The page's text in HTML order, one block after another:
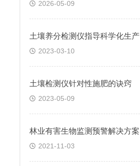
2026-05-09
土壤养分检测仪指导科学化生产
2023-03-10
土壤检测仪针对性施肥的诀窍
2023-05-09
林业有害生物监测预警解决方案
2021-11-03